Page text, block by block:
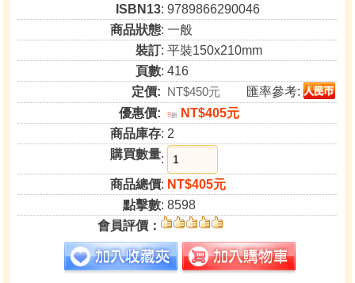
ISBN13: 9789866290046
商品狀態: 一般
裝訂: 平裝150x210mm
頁數: 416
定價: NT$450元
匯率參考:
優惠價:
9折
NT$405元
商品庫存: 2
購買數量:
商品總價: NT$405元
點擊數: 8598
會員評價：